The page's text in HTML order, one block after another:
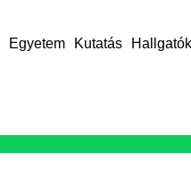
Egyetem Kutatás